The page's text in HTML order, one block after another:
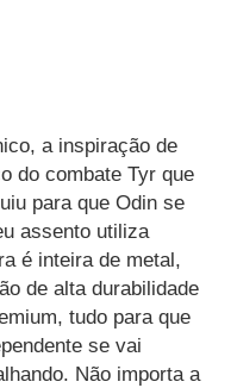
a inspiração de
do combate Tyr que
para que Odin se
assento utiliza
é inteira de metal,
de alta durabilidade
tudo para que
se vai
Não importa a